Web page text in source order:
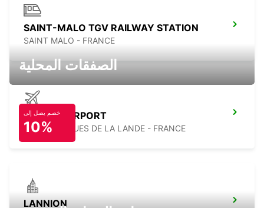
SAINT-MALO TGV RAILWAY STATION
SAINT MALO - FRANCE
RENNES AIRPORT
SAINT JACQUES DE LA LANDE - FRANCE
LANNION
الصفقات المحلية
خصم يصل إلى
10%